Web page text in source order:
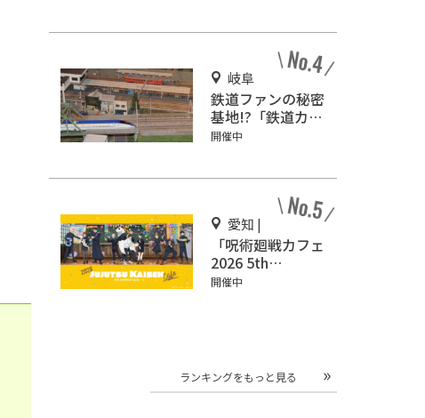
岐阜
鉄道ファンの秘密
基地!?「鉄道カフ
ェはるか」で鉄道
開催中
愛知 |
「呪術廻戦カフェ
2026 5th
Anniversary」グ
開催中
ランキングをもっと見る